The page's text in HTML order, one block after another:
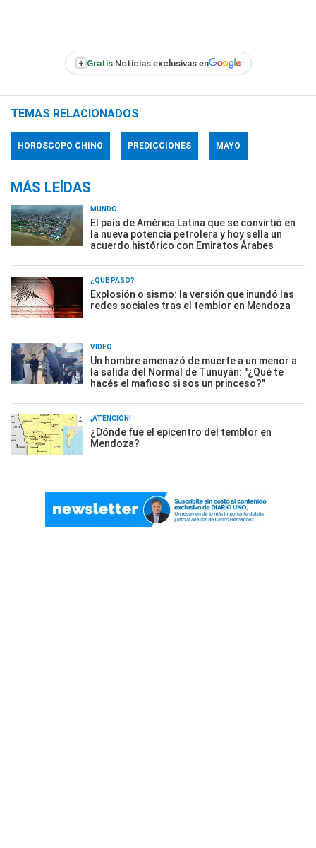
+ Gratis:Noticias exclusivas en
TEMAS RELACIONADOS
HORÓSCOPO CHINO PREDICCIONES MAYO
MÁS LEÍDAS
MUNDO
El país de América Latina que se convirtió en
la nueva potencia petrolera y hoy sella un
acuerdo histórico con Emiratos Árabes
¿QUÉ PASÓ?
Explosión o sismo: la versión que inundó las
redes sociales tras el temblor en Mendoza
VIDEO
Un hombre amenazó de muerte a un menor a
la salida del Normal de Tunuyán: "¿Qué te
hacés el mafioso si sos un princeso?"
¡ATENCIÓN!
¿Dónde fue el epicentro del temblor en
Mendoza?